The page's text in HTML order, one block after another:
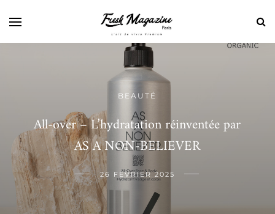
BEAUTÉ
All-over – L’hydratation réinventée par
AS A NON-BELIEVER
26 FÉVRIER 2025